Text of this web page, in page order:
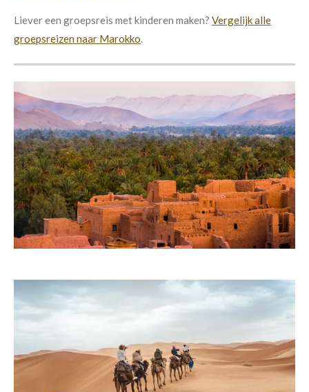
Liever een groepsreis met kinderen maken? Vergelijk alle
groepsreizen naar Marokko.